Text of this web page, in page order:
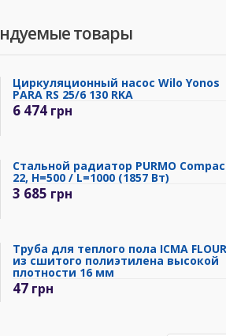
товары
Циркуляционный насос Wilo Yonos
PARA RS 25/6 130 RKA
6 474 грн
Стальной радиатор PURMO
22, H=500 / L=1000 (1857 Вт)
3 685 грн
Труба для теплого пола ICMA FLOUR
из сшитого полиэтилена высокой
плотности 16 мм
47 грн